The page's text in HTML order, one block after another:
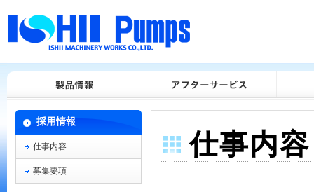
採用情報
仕事内容
募集要項
仕事内容